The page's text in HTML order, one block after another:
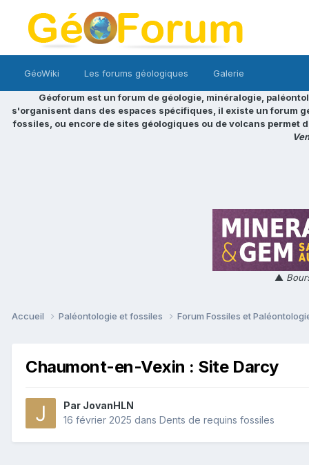
GéoWiki Les forums géologiques Galerie
Géoforum est un forum de géologie, minéralogie,
s'organisent dans des espaces spécifiques, il existe un forum
fossiles, ou encore de sites géologiques ou de volcans permet
▲
Accueil Paléontologie et fossiles Forum Fossiles et
Chaumont-en-Vexin : Site Darcy
Par JovanHLN
16 février 2025 dans Dents de requins fossiles